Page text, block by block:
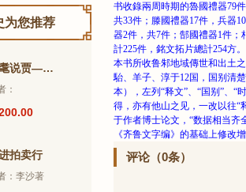
为您推荐
耋耄说贾——前门外一老商号的练习生纪实
：
拍卖行
：李沙著
书收錄兩周時期的魯國禮器79
共33件；滕國禮器17件，兵器
器2件，共7件；郜國禮器1件
計225件，銘文拓片總計254方。
本书所收鲁邾地域傳世和出土
駘、羊子、淳于12国，国别清
本），左列“释文”、“国别”、“
得，亦有他山之见，一改以往“
于作者博士论文，“数据相当齐
《齐鲁文字编》的基础上修改
评论（0条）